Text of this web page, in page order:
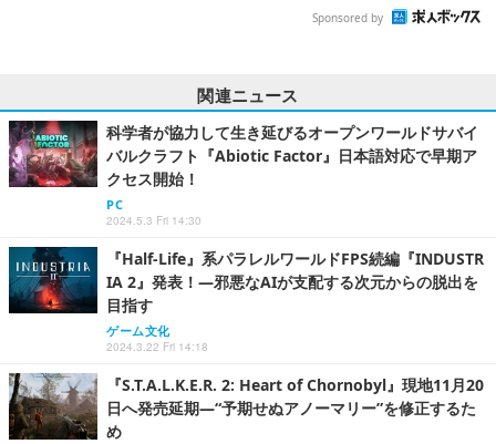
Sponsored by
関連ニュース
科学者が協力して生き延びるオープンワールドサバイ
バルクラフト『Abiotic Factor』日本語対応で早期ア
クセス開始！
PC
2024.5.3 Fri 14:30
『Half-Life』系パラレルワールドFPS続編『INDUSTR
IA 2』発表！―邪悪なAIが支配する次元からの脱出を
目指す
ゲーム文化
2024.3.22 Fri 14:18
『S.T.A.L.K.E.R. 2: Heart of Chornobyl』現地11月20
日へ発売延期―“予期せぬアノーマリー”を修正するた
め